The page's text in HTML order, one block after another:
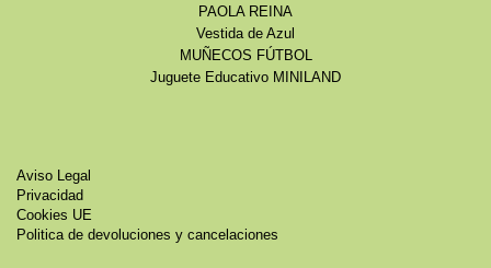
PAOLA REINA
Vestida de Azul
MUÑECOS FÚTBOL
Juguete Educativo MINILAND
Aviso Legal
Privacidad
Cookies UE
Politica de devoluciones y cancelaciones